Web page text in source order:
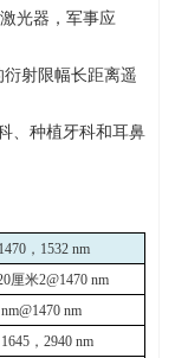
光器，军事应
衍射限幅长距离遥
、种植牙科和耳鼻
1470， 1532 nm
厘米2@1470 nm
nm
1645， 2940 nm